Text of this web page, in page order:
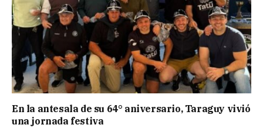
En la antesala de su 64° aniversario, Taraguy vivió
una jornada festiva